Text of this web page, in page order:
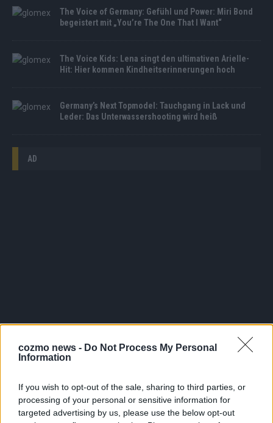
cozmo news - Do Not Process My Personal
Information
If you wish to opt-out of the sale, sharing to third parties, or
processing of your personal or sensitive information for
targeted advertising by us, please use the below opt-out
The Voice of Germany: Gefühl und Power: Miri Bond
begeistert mit „You’re The One That I Want“
The Voice Kids: Lena singt den ultimativen Arielle-
Hit: Hier kommen Kindheitserinnerungen hoch
Germany’s Next Topmodel: Tauchgang in Lack und
Leder: Das Unterwassershooting wird heiß
AD
WERBE BEI UNS!